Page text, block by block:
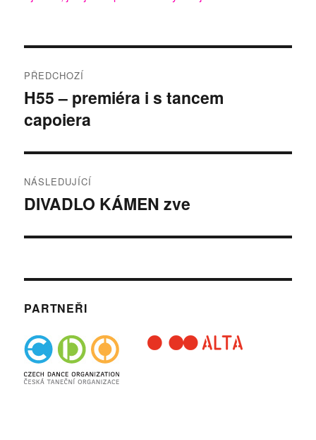
pro
příspěvek
PŘEDCHOZÍ
Předchozí
příspěvek:
H55 – premiéra i s tancem
capoiera
NÁSLEDUJÍCÍ
Následující
DIVADLO KÁMEN zve
PARTNEŘI